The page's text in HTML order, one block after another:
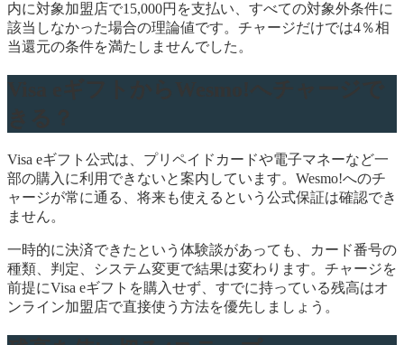
内に対象加盟店で15,000円を支払い、すべての対象外条件に
該当しなかった場合の理論値です。チャージだけでは4％相
当還元の条件を満たしませんでした。
Visa eギフト公式は、プリペイドカードや電子マネーなど一
部の購入に利用できないと案内しています。Wesmo!へのチ
ャージが常に通る、将来も使えるという公式保証は確認でき
ません。
一時的に決済できたという体験談があっても、カード番号の
種類、判定、システム変更で結果は変わります。チャージを
前提にVisa eギフトを購入せず、すでに持っている残高はオ
ンライン加盟店で直接使う方法を優先しましょう。